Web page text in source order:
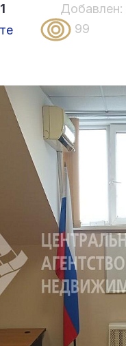
Добавлен:
99